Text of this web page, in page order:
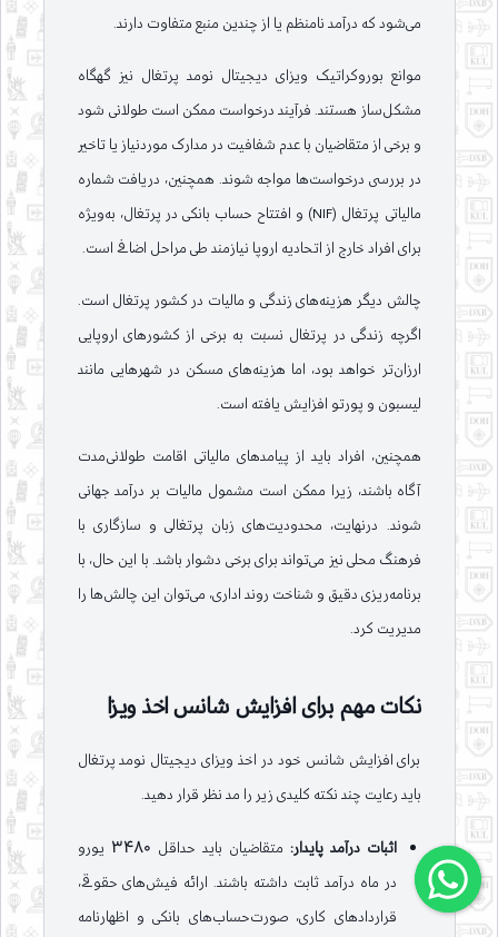
می‌شود که درآمد نامنظم یا از چندین منبع متفاوت دارند.
موانع بوروکراتیک ویزای دیجیتال نومد پرتغال نیز گهگاه
مشکل‌ساز هستند. فرآیند درخواست ممکن است طولانی شود
و برخی از متقاضیان با عدم شفافیت در مدارک موردنیاز یا تاخیر
در بررسی درخواست‌ها مواجه شوند. همچنین، دریافت شماره
مالیاتی پرتغال (NIF) و افتتاح حساب بانکی در پرتغال، به‌ویژه
برای افراد خارج از اتحادیه اروپا نیازمند طی مراحل اضافی است.
چالش دیگر هزینه‌های زندگی و مالیات در کشور پرتغال است.
اگرچه زندگی در پرتغال نسبت به برخی از کشورهای اروپایی
ارزان‌تر خواهد بود، اما هزینه‌های مسکن در شهرهایی مانند
لیسبون و پورتو افزایش یافته است.
همچنین، افراد باید از پیامدهای مالیاتی اقامت طولانی‌مدت
آگاه باشند، زیرا ممکن است مشمول مالیات بر درآمد جهانی
شوند. درنهایت، محدودیت‌های زبان پرتغالی و سازگاری با
فرهنگ محلی نیز می‌تواند برای برخی دشوار باشد. با این حال، با
برنامه‌ریزی دقیق و شناخت روند اداری، می‌توان این چالش‌ها را
مدیریت کرد.
نکات مهم برای افزایش شانس اخذ ویزا
برای افزایش شانس خود در اخذ ویزای دیجیتال نومد پرتغال
باید رعایت چند نکته کلیدی زیر را مد نظر قرار دهید.
اثبات درآمد پایدار:
متقاضیان باید حداقل 3480 یورو
در ماه درآمد ثابت داشته باشند. ارائه فیش‌های حقوقی،
قراردادهای کاری، صورت‌حساب‌های بانکی و اظهارنامه